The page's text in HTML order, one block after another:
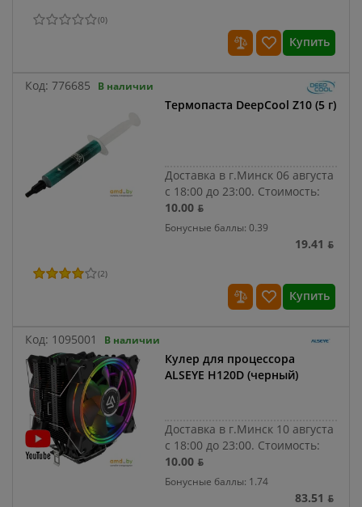
(0)
Купить
Код: 776685 В наличии
Термопаста DeepCool Z10 (5 г)
Доставка в г.Минск 06 августа
с 18:00 до 23:00. Стоимость:
10.00 ƃ
Бонусные баллы: 0.39
19.41 ƃ
(2)
Купить
Код: 1095001 В наличии
Кулер для процессора
ALSEYE H120D (черный)
Доставка в г.Минск 10 августа
с 18:00 до 23:00. Стоимость:
10.00 ƃ
Бонусные баллы: 1.74
83.51 ƃ